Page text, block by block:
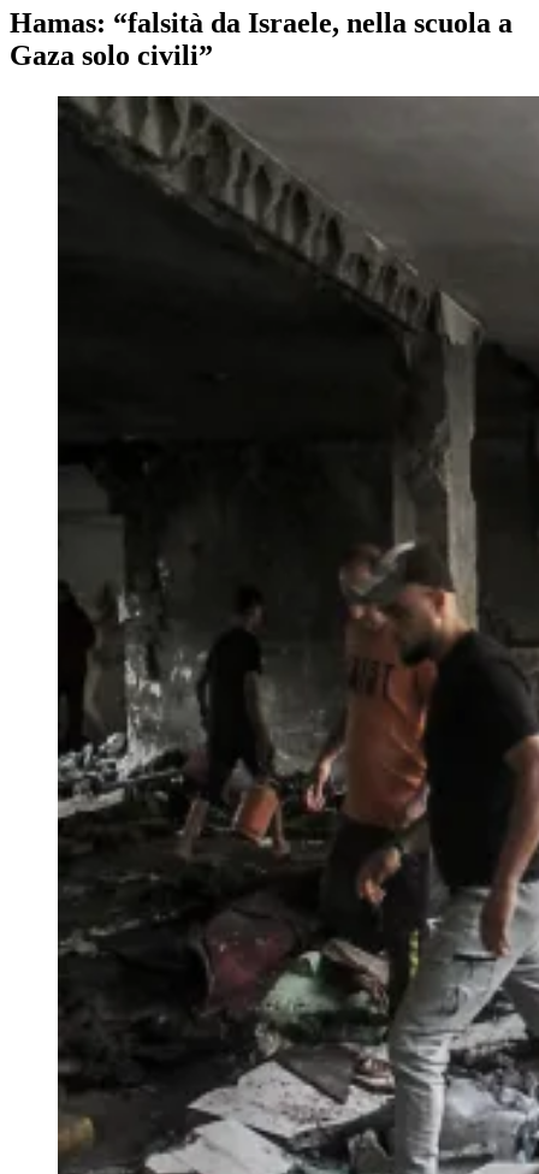
Hamas: “falsità da Israele, nella scuola a
Gaza solo civili”